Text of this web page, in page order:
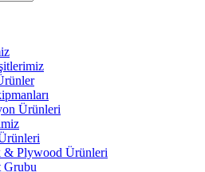
Ürünleri
& Plywood Ürünleri
Grubu